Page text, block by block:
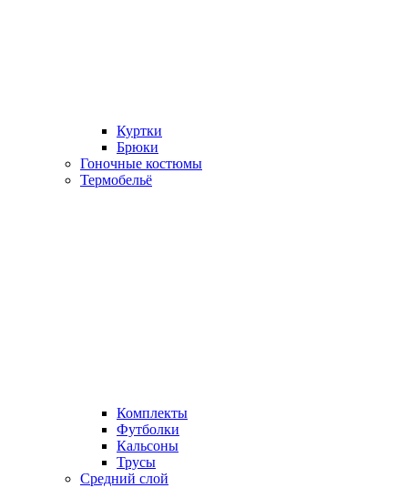
Куртки
Брюки
Гоночные костюмы
Термобельё
Комплекты
Футболки
Кальсоны
Трусы
Средний слой